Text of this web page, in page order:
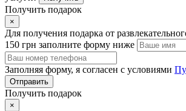
Получить подарок
×
Для получения подарка от
150 грн заполните форму ниже
Заполняя форму, я согласен с условиями
Отправить
Получить подарок
×